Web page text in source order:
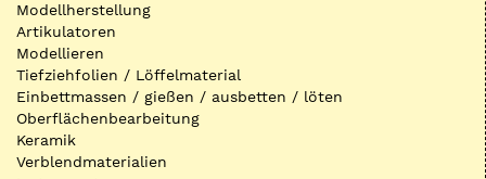
Modellherstellung
Artikulatoren
Modellieren
Tiefziehfolien / Löffelmaterial
Einbettmassen / gießen / ausbetten / löten
Oberflächenbearbeitung
Keramik
Verblendmaterialien